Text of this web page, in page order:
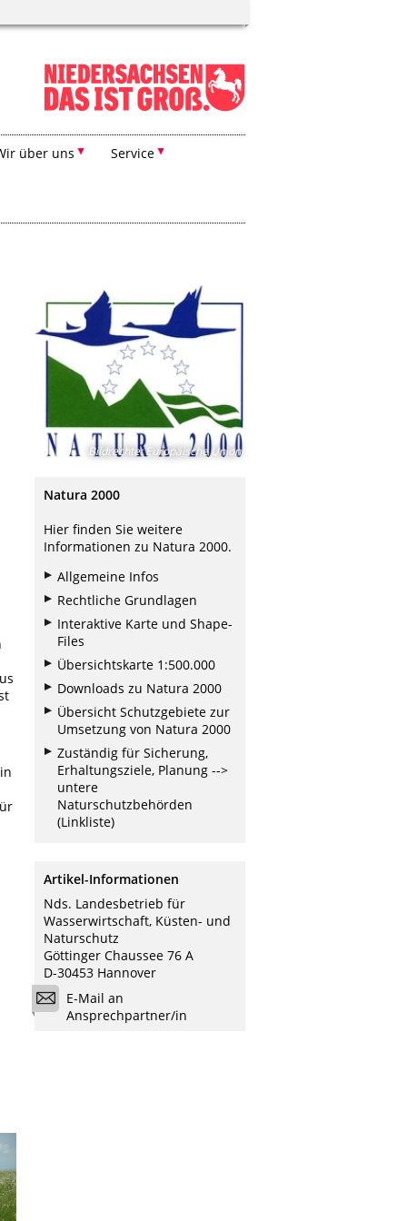
über uns Service
Bildrechte:Europäische Union
Natura 2000
Hier finden Sie weitere
Informationen zu Natura 2000.
Allgemeine Infos
Rechtliche Grundlagen
Interaktive Karte und Shape-
Files
Übersichtskarte 1:500.000
Downloads zu Natura 2000
Übersicht Schutzgebiete zur
Umsetzung von Natura 2000
Zuständig für Sicherung,
Erhaltungsziele, Planung -->
untere
Naturschutzbehörden
(Linkliste)
Artikel-Informationen
Nds. Landesbetrieb für
Wasserwirtschaft, Küsten- und
Naturschutz
Göttinger Chaussee 76 A
D-30453 Hannover
E-Mail an
Ansprechpartner/in